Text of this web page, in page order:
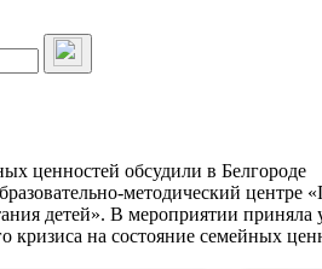
ценностей обсудили в Белгороде
методический
детей». В мероприятии
кризиса на состояние семейных